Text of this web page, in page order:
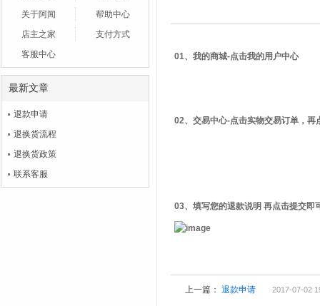
关于阿闻
帮助中心
店主之家
支付方式
客服中心
最新文章
退款申请
退换货流程
退换货政策
联系客服
01、我的商城-点击我的用户中心
02、交易中心-点击实物交易订单，再
03、填写您的退款说明 再点击提交即
上一篇： 退款申请 2017-07-02